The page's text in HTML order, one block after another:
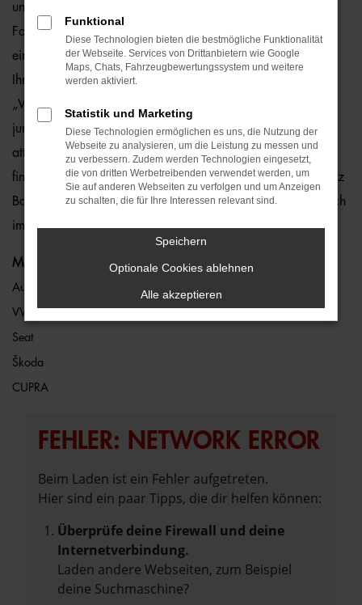
und ohne Risiko. Der Grund liegt darin, dass wir jedes
Fahrzeug eingehend überprüfen und somit einen
einwandfreien Zustand gewährleisten. Hierauf geben wir
Ihnen eine Gewährleistung von einem Jahr – und das ohne
„Wenn und Aber“. In den meisten Fällen handelt es sich um
junge Gebrauchte vom Typ Audi Q7, die wir zu überaus
attraktiven Preisen anbieten. Audi Q7 Gebrauchtwagen
finden Sie an jedem unserer sieben Standorte, die über ganz
Bayern verteilt sind. Des Weiteren verschaffen wir Ihnen auch
im Rahmen unserer Internetpräsenz einen guten Überblick.
Marken
Audi
VW
Seat
Škoda
CUPRA
FEHLER: NETWORK ERROR
Beim Laden ist ein Fehler aufgetreten.
Hier sind ein paar Tipps, die dir helfen können:
Überprüfe deine Firewall und deine
Internetverbindung.
Laden andere Webseiten, zum Beispiel
deine Suchmaschine?
Funktional
Diese Technologien bieten die bestmögliche Funktionalität
der Webseite. Services von Drittanbietern wie Google
Maps, Chats, Fahrzeugbewertungssystem und weitere
werden aktiviert.
Statistik und Marketing
Diese Technologien ermöglichen es uns, die Nutzung der
Webseite zu analysieren, um die Leistung zu messen und
zu verbessern. Zudem werden Technologien eingesetzt,
die von dritten Werbetreibenden verwendet werden, um
Sie auf anderen Webseiten zu verfolgen und um Anzeigen
zu schalten, die für Ihre Interessen relevant sind.
Speichern
Optionale Cookies ablehnen
Alle akzeptieren